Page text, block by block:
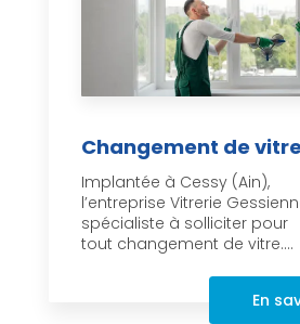
Changement de
Implantée à Cessy (Ain),
l’entreprise Vitrerie
spécialiste à solliciter pour
tout changement de vitre....
En